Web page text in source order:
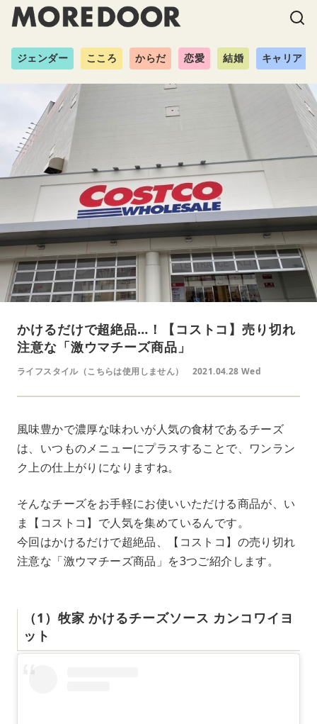
ジェンダー こころ からだ 恋愛 結婚 キャリア
かけるだけで超絶品…！【コストコ】売り切れ
注意な「激ウマチーズ商品」
ライフスタイル（こちらは使用しません） 2021.04.28 Wed
風味豊かで濃厚な味わいが人気の食材であるチーズ
は、いつものメニューにプラスすることで、ワンラン
ク上の仕上がりになりますね。
そんなチーズをお手軽にお使いいただける商品が、い
ま【コストコ】で人気を集めているんです。
今回はかけるだけで超絶品、【コストコ】の売り切れ
注意な「激ウマチーズ商品」を3つご紹介します。
（1）牧家 かけるチーズソース カンコワイヨ
ット